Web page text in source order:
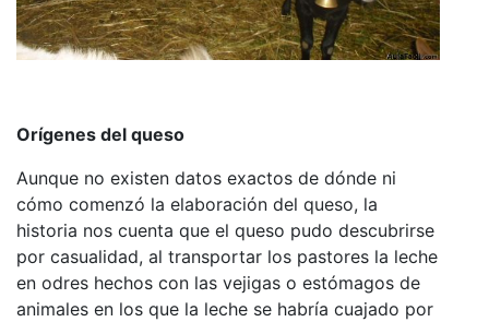
Orígenes del queso
Aunque no existen datos exactos de dónde ni
cómo comenzó la elaboración del queso, la
historia nos cuenta que el queso pudo descubrirse
por casualidad, al transportar los pastores la leche
en odres hechos con las vejigas o estómagos de
animales en los que la leche se habría cuajado por